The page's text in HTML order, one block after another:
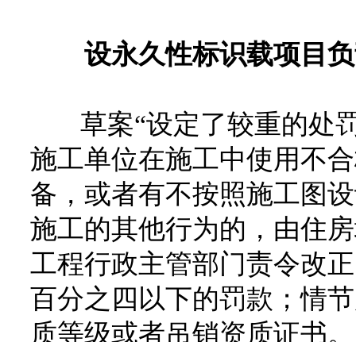
设永久性标识载项目
草案“设定了较重的处罚
施工单位在施工中使用不
备，或者有不按照施工图
施工的其他行为的，由住
工程行政主管部门责令改
百分之四以下的罚款；情
质等级或者吊销资质证书。